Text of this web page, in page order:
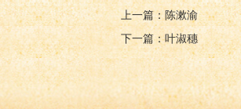
上一篇：陈漱渝
下一篇：叶淑穗